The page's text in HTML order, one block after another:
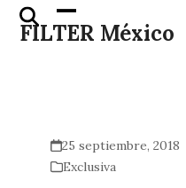
Skip
FILTER México
Open
mobile
Close
mobile
25 septiembre, 2018
Exclusiva